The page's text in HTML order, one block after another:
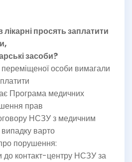
просять заплатити
засоби?
особи вимагали
Програма медичних
прав
НСЗУ з медичним
варто
порушення:
до контакт-центру НСЗУ за